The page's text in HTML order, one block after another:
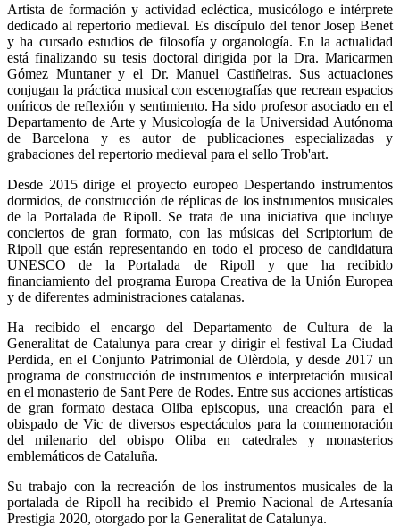
Artista de formación y actividad ecléctica, musicólogo e intérprete
dedicado al repertorio medieval. Es discípulo del tenor Josep Benet
y ha cursado estudios de filosofía y organología. En la actualidad
está finalizando su tesis doctoral dirigida por la Dra. Maricarmen
Gómez Muntaner y el Dr. Manuel Castiñeiras. Sus actuaciones
conjugan la práctica musical con escenografías que recrean espacios
oníricos de reflexión y sentimiento. Ha sido profesor asociado en el
Departamento de Arte y Musicología de la Universidad Autónoma
de Barcelona y es autor de publicaciones especializadas y
grabaciones del repertorio medieval para el sello Trob'art.
Desde 2015 dirige el proyecto europeo Despertando instrumentos
dormidos, de construcción de réplicas de los instrumentos musicales
de la Portalada de Ripoll. Se trata de una iniciativa que incluye
conciertos de gran formato, con las músicas del Scriptorium de
Ripoll que están representando en todo el proceso de candidatura
UNESCO de la Portalada de Ripoll y que ha recibido
financiamiento del programa Europa Creativa de la Unión Europea
y de diferentes administraciones catalanas.
Ha recibido el encargo del Departamento de Cultura de la
Generalitat de Catalunya para crear y dirigir el festival La Ciudad
Perdida, en el Conjunto Patrimonial de Olèrdola, y desde 2017 un
programa de construcción de instrumentos e interpretación musical
en el monasterio de Sant Pere de Rodes. Entre sus acciones artísticas
de gran formato destaca Oliba episcopus, una creación para el
obispado de Vic de diversos espectáculos para la conmemoración
del milenario del obispo Oliba en catedrales y monasterios
emblemáticos de Cataluña.
Su trabajo con la recreación de los instrumentos musicales de la
portalada de Ripoll ha recibido el Premio Nacional de Artesanía
Prestigia 2020, otorgado por la Generalitat de Catalunya.